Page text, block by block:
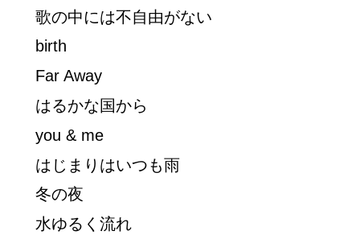
歌の中には不自由がない
birth
Far Away
はるかな国から
you & me
はじまりはいつも雨
冬の夜
水ゆるく流れ